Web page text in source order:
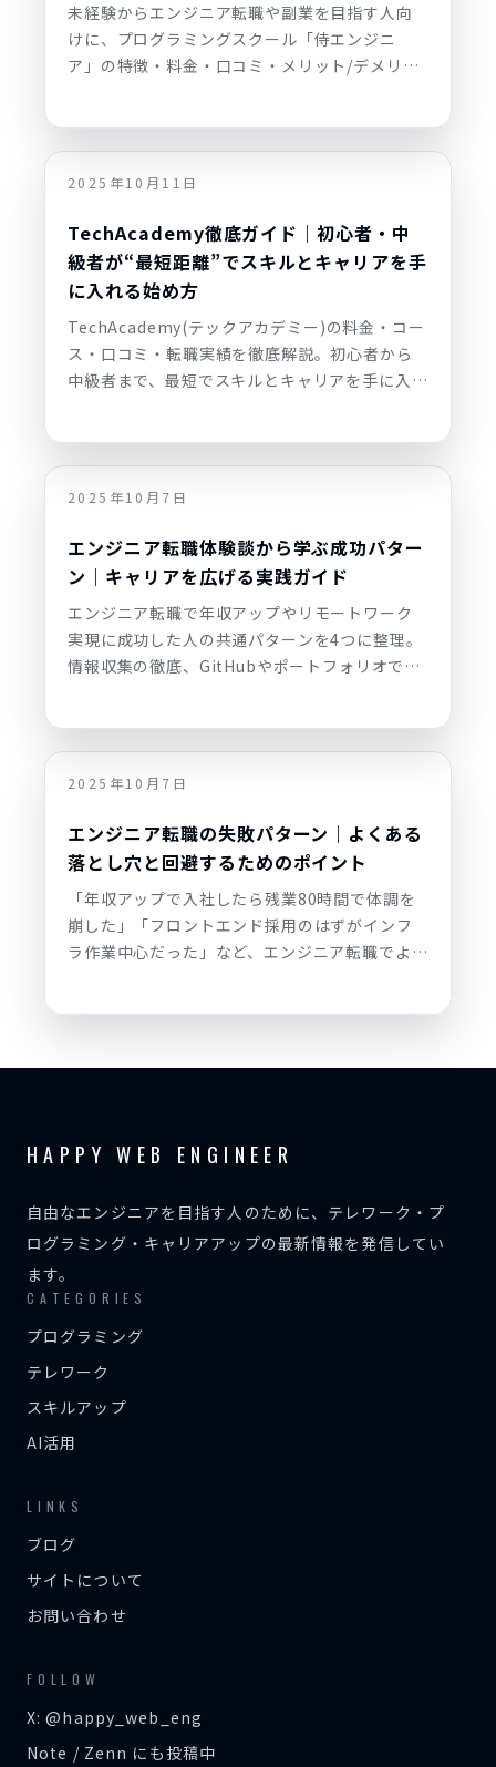
未経験からエンジニア転職や副業を目指す人向
けに、プログラミングスクール「侍エンジニ
ア」の特徴・料金・口コミ・メリット/デメリッ
2025年10月11日
TechAcademy徹底ガイド｜初心者・中
級者が“最短距離”でスキルとキャリアを手
に入れる始め方
TechAcademy(テックアカデミー)の料金・コー
ス・口コミ・転職実績を徹底解説。初心者から
中級者まで、最短でスキルとキャリアを手に入れ
2025年10月7日
エンジニア転職体験談から学ぶ成功パター
ン｜キャリアを広げる実践ガイド
エンジニア転職で年収アップやリモートワーク
実現に成功した人の共通パターンを4つに整理。
情報収集の徹底、GitHubやポートフォリオでの
2025年10月7日
エンジニア転職の失敗パターン｜よくある
落とし穴と回避するためのポイント
「年収アップで入社したら残業80時間で体調を
崩した」「フロントエンド採用のはずがインフ
ラ作業中心だった」など、エンジニア転職でよく
HAPPY WEB ENGINEER
自由なエンジニアを目指す人のために、テレワーク・プ
ログラミング・キャリアアップの最新情報を発信してい
ます。
CATEGORIES
プログラミング
テレワーク
スキルアップ
AI活用
LINKS
ブログ
サイトについて
お問い合わせ
FOLLOW
X: @happy_web_eng
Note / Zenn にも投稿中